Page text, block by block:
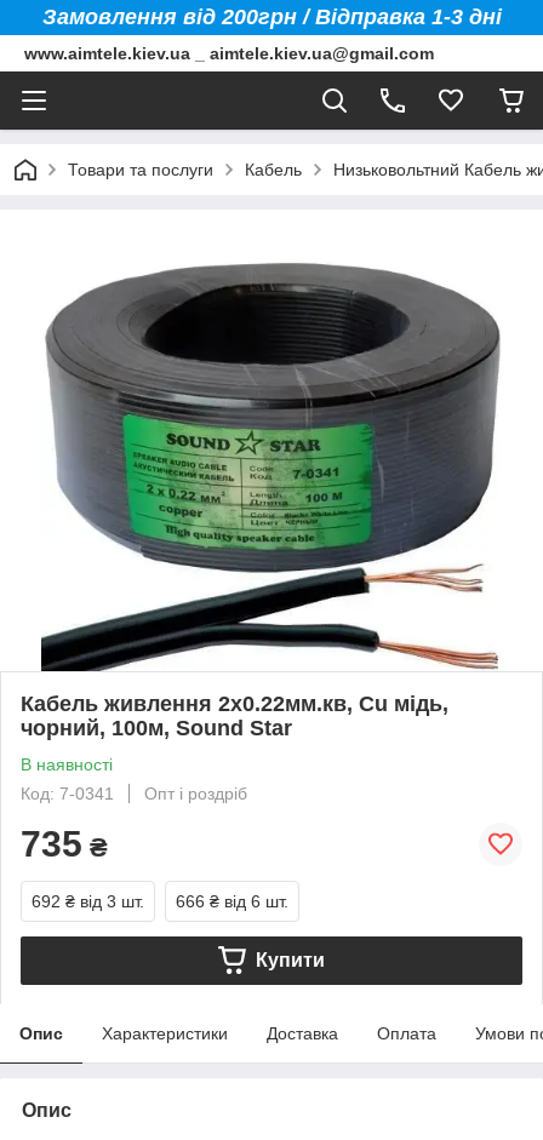
Замовлення від 200грн / Відправка 1-3 дні
www.aimtele.kiev.ua _ aimtele.kiev.ua@gmail.com
Товари та послуги Кабель Низьковольтний Кабель
Кабель живлення 2х0.22мм.кв, Cu мідь,
чорний, 100м, Sound Star
В наявності
Код: 7-0341
Опт і роздріб
735 ₴
692 ₴ від 3 шт. 666 ₴ від 6 шт.
Купити
Опис Характеристики Доставка Оплата Умови
Опис